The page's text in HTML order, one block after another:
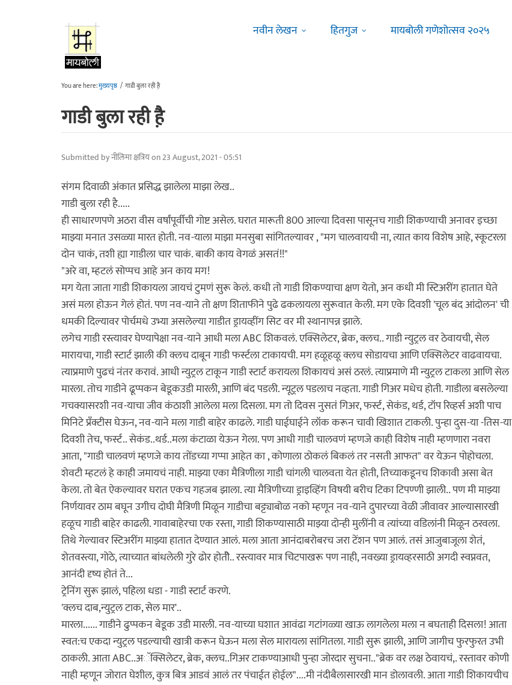
नवीन लेखन
हितगुज मायबोली गणेशोत्सव २०२५
You are here:मुख्यपृष्ठ / गाडी बुला रही है़
गाडी बुला रही है़
Submitted byनीलिमा क्षत्रियon 23 August, 2021 - 05:51
संगम दिवाळी अंकात प्रसिद्ध झालेला माझा लेख..
गाडी बुला रही है.....
ही साधारणपणे अठरा वीस वर्षांपूर्वीची गोष्ट असेल. घरात मारूती 800 आल्या दिवसा पासूनच गाडी शिकण्याची अनावर इच्छा
माझ्या मनात उसळ्या मारत होती. नव-याला माझा मनसुबा सांगितल्यावर , "मग चालवायची ना, त्यात काय विशेष आहे, स्कूटरला
दोन चाकं, तशी ह्या गाडीला चार चाकं. बाकी काय वेगळं असतं!!"
"अरे वा, म्हटलं सोप्पच आहे अन काय मग!
मग येता जाता गाडी शिकायला जायचं टुमणं सुरू केलं. कधी तो गाडी शिकण्याचा क्षण येतो, अन कधी मी स्टिअरींग हातात घेते
असं मला होऊन गेलं होतं. पण नव-याने तो क्षण शिताफीने पुढे ढकलायला सुरूवात केली. मग एके दिवशी 'चूल बंद आंदोलन' ची
धमकी दिल्यावर पोर्चमधे उभ्या असलेल्या गाडीत ड्रायव्हींग सिट वर मी स्थानापन्न झाले.
लगेच गाडी रस्त्यावर घेण्यापेक्षा नव-याने आधी मला ABC शिकवलं. एक्सिलेटर, ब्रेक, क्लच.. गाडी न्युट्रल वर ठेवायची, सेल
मारायचा, गाडी स्टार्ट झाली की क्लच दाबून गाडी फर्स्टला टाकायची. मग हळूहळू क्लच सोडायचा आणि एक्सिलेटर वाढवायचा.
त्याप्रमाणे पुढचं नंतर करावं. आधी न्युट्रल टाकून गाडी स्टार्ट करायला शिकायचं असं ठरलं. त्याप्रमाणे मी न्युट्रल टाकला आणि सेल
मारला. तोच गाडीने ढूप्पकन बेडूकउडी मारली, आणि बंद पडली. न्यूट्रल पडलाच नव्हता. गाडी गिअर मधेच होती. गाडीला बसलेल्या
गचक्यासरशी नव-याचा जीव कंठाशी आलेला मला दिसला. मग तो दिवस नुसतं गिअर, फर्स्ट, सेकंड, थर्ड, टॉप रिव्हर्स अशी पाच
मिनिटे प्रँक्टीस घेऊन, नव-याने मला गाडी बाहेर काढले. गाडी घाईघाईने लॉक करून चावी खिशात टाकली. पुन्हा दुस-या -तिस-या
दिवशी तेच, फर्स्ट.. सेकंड..थर्ड..मला कंटाळा येऊन गेला. पण आधी गाडी चालवणं म्हणजे काही विशेष नाही म्हणणारा नवरा
आता, "गाडी चालवणं म्हणजे काय तोंडच्या गप्पा आहेत का , कोणाला ठोकलं बिकलं तर नसती आफत" वर येऊन पोहोचला.
शेवटी म्हटलं हे काही जमायचं नाही. माझ्या एका मैत्रिणीला गाडी चांगली चालवता येत होती, तिच्याकडूनच शिकावी असा बेत
केला. तो बेत ऐकल्यावर घरात एकच गहजब झाला. त्या मैत्रिणीच्या ड्राइव्हिंग विषयी बरीच टिका टिपण्णी झाली.. पण मी माझ्या
निर्णयावर ठाम बघून उगीच दोघी मैत्रिणी मिळून गाडीचा बट्ट्याबोळ नको म्हणून नव-याने दुपारच्या वेळी जीवावर आल्यासारखी
हळूच गाडी बाहेर काढली. गावाबाहेरचा एक रस्ता, गाडी शिकण्यासाठी माझ्या दोन्ही मुलींनी व त्यांच्या वडिलांनी मिळून ठरवला.
तिथे गेल्यावर स्टिअरींग माझ्या हातात देण्यात आलं. मला आता आनंदाबरोबरच जरा टेंशन पण आलं. तसं आजुबाजूला शेतं,
शेतवस्त्या, गोठे, त्याच्यात बांधलेली गुरे ढोर होतीे.. रस्त्यावर मात्र चिटपाखरू पण नाही, नवख्या ड्रायव्हरसाठी अगदी स्वप्नवत,
आनंदी दृष्य होतं ते...
ट्रेनिंग सुरू झालं, पहिला धडा - गाडी स्टार्ट करणे.
'क्लच दाब,न्युट्रल टाक, सेल मार'..
मारला...... गाडीने ढुप्पकन बेडूक उडी मारली. नव-याच्या घशात आवंढा गटांगळ्या खाऊ लागलेला मला न बघताही दिसला! आता
स्वत:च एकदा न्युट्रल पडल्याची खात्री करून घेऊन मला सेल मारायला सांगितला. गाडी सुरू झाली, आणि जागीच फुरफुरत उभी
ठाकली. आता ABC..अॅक्सिलेटर, ब्रेक, क्लच..गिअर टाकण्याआधी पुन्हा जोरदार सुचना.."ब्रेक वर लक्ष ठेवायचं,. रस्तावर कोणी
नाही म्हणून जोरात घेशील, कुत्र बित्र आडवं आलं तर पंचाईत होईल"....मी नंदीबैलासारखी मान डोलावली. आता गाडी शिकायचीच